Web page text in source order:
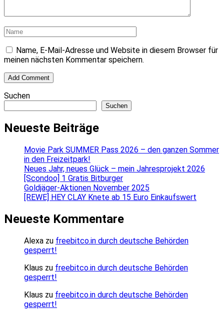
Name, E-Mail-Adresse und Website in diesem Browser für
meinen nächsten Kommentar speichern.
Suchen
Suchen
Neueste Beiträge
Movie Park SUMMER Pass 2026 – den ganzen Sommer
in den Freizeitpark!
Neues Jahr, neues Glück – mein Jahresprojekt 2026
[Scondoo] 1 Gratis Bitburger
Goldjäger-Aktionen November 2025
[REWE] HEY CLAY Knete ab 15 Euro Einkaufswert
Neueste Kommentare
Alexa zu freebitco.in durch deutsche Behörden
gesperrt!
Klaus zu freebitco.in durch deutsche Behörden
gesperrt!
Klaus zu freebitco.in durch deutsche Behörden
gesperrt!